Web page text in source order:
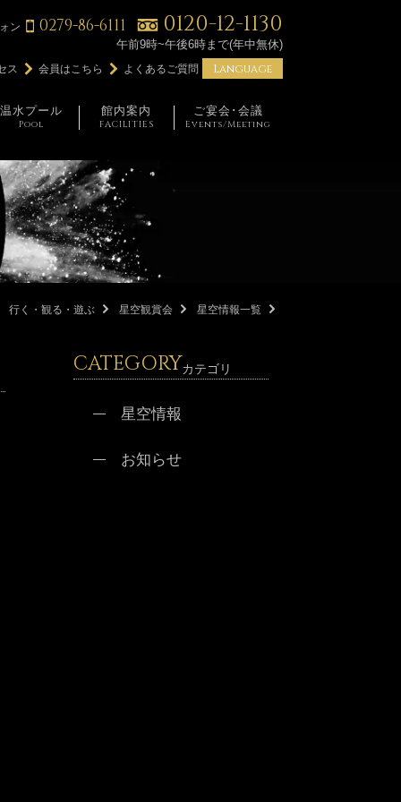
ン 0279-86-6111 0120-12-1130
午前9時~午後6時まで(年中無休)
ス 会員はこちら よくあるご質問 Language
温水プール
Pool
館内案内
FACILITIES
ご宴会･会議
Events/Meeting
行く・観る・遊ぶ 星空観賞会 星空情報一覧
カテゴリ
CATEGORY
星空情報
お知らせ